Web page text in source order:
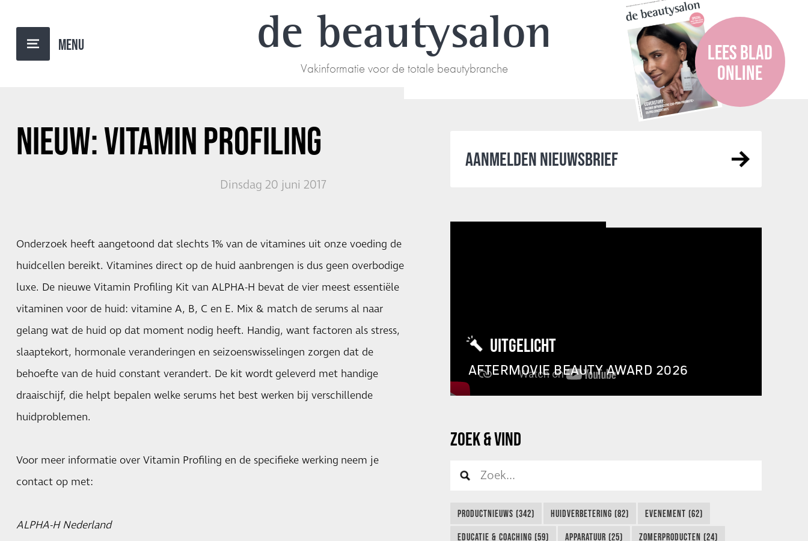
de beautysalon
Vakinformatie voor de totale beautybranche
LEES BLAD
ONLINE
NIEUW:VITAMIN PROFILING
Dinsdag 20 juni 2017
Onderzoek heeft aangetoond dat slechts 1% van de vitamines uit onze voeding de
huidcellen bereikt. Vitamines direct op de huid aanbrengen is dus geen overbodige
luxe. De nieuwe Vitamin Profiling Kit van ALPHA-H bevat de vier meest essentiële
vitaminen voor de huid: vitamine A, B, C en E. Mix & match de serums al naar
gelang wat de huid op dat moment nodig heeft. Handig, want factoren als stress,
slaaptekort, hormonale veranderingen en seizoenswisselingen zorgen dat de
behoefte van de huid constant verandert. De kit wordt geleverd met handige
draaischijf, die helpt bepalen welke serums het best werken bij verschillende
huidproblemen.
Voor meer informatie over Vitamin Profiling en de specifieke werking neem je
contact op met:
ALPHA-H Nederland
AANMELDEN NIEUWSBRIEF
UITGELICHT
AFTERMOVIE BEAUTY AWARD 2026
ZOEK & VIND
PRODUCTNIEUWS (342) HUIDVERBETERING (82) EVENEMENT (62)
EDUCATIE & COACHING (59) APPARATUUR (25) ZOMERPRODUCTEN (24)